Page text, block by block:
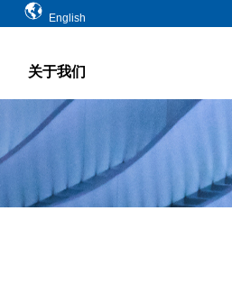
English
关于我们